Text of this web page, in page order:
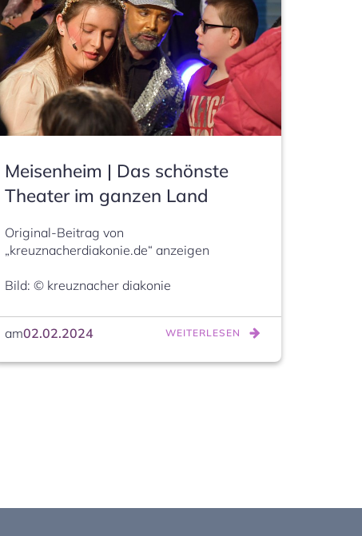
Meisenheim | Das schönste
Theater im ganzen Land
Original-Beitrag von
„kreuznacherdiakonie.de“ anzeigen
Bild: © kreuznacher diakonie
am02.02.2024 WEITERLESEN